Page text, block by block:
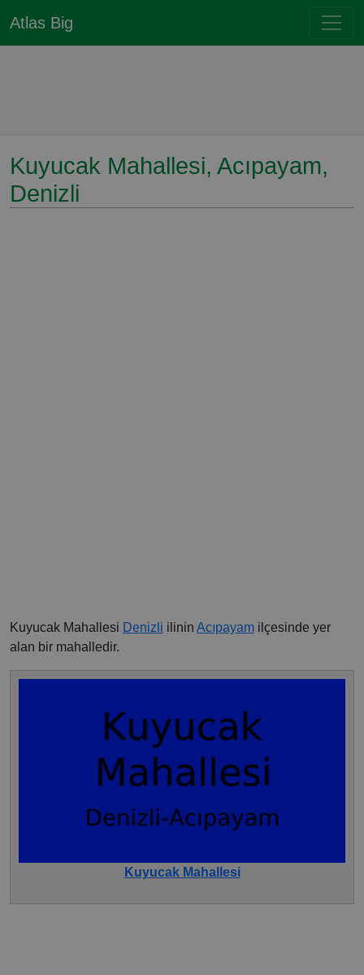
Atlas Big
Kuyucak Mahallesi, Acıpayam,
Denizli
Kuyucak Mahallesi Denizli ilinin Acıpayam ilçesinde yer
alan bir mahalledir.
Kuyucak Mahallesi